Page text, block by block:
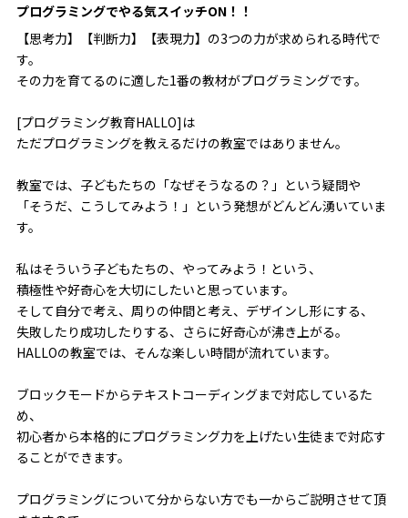
プログラミングでやる気スイッチON！！
【思考力】【判断力】【表現力】の3つの力が求められる時代で
す。
その力を育てるのに適した1番の教材がプログラミングです。
[プログラミング教育HALLO]は
ただプログラミングを教えるだけの教室ではありません。
教室では、子どもたちの「なぜそうなるの？」という疑問や
「そうだ、こうしてみよう！」という発想がどんどん湧いていま
す。
私はそういう子どもたちの、やってみよう！という、
積極性や好奇心を大切にしたいと思っています。
そして自分で考え、周りの仲間と考え、デザインし形にする、
失敗したり成功したりする、さらに好奇心が沸き上がる。
HALLOの教室では、そんな楽しい時間が流れています。
ブロックモードからテキストコーディングまで対応しているた
め、
初心者から本格的にプログラミング力を上げたい生徒まで対応す
ることができます。
プログラミングについて分からない方でも一からご説明させて頂